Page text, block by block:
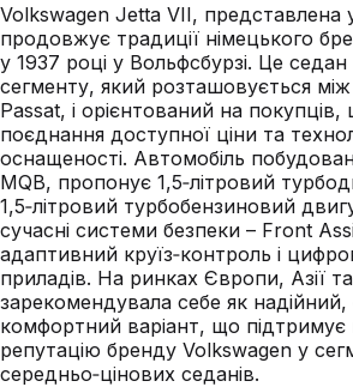
Volkswagen Jetta VII, представлена
продовжує традиції німецького
у 1937 році у Вольфсбурзі. Це
сегменту, який розташовується
Passat, і орієнтований на
поєднання доступної ціни та
оснащеності. Автомобіль
MQB, пропонує 1,5‑літровий
1,5‑літровий турбобензиновий
сучасні системи безпеки – Front
адаптивний круїз‑контроль і
приладів. На ринках Європи, Азії
зарекомендувала себе як
комфортний варіант, що підтримує
репутацію бренду Volkswagen у
середньо‑цінових седанів.